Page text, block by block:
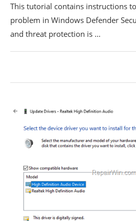
This tutorial contains instructions
problem in Windows Defender
and threat protection is …